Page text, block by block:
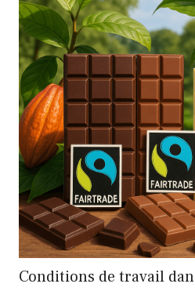
Conditions de travail